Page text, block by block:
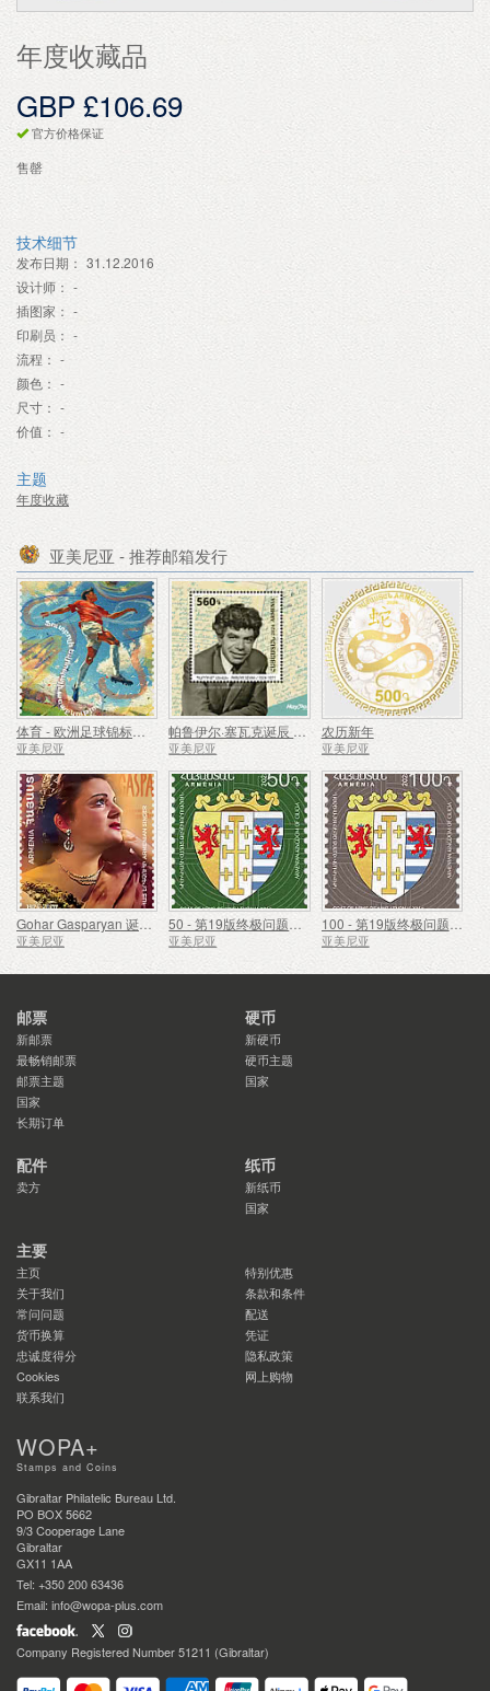
年度收藏品
GBP £106.69
官方价格保证
售罄
技术细节
发布日期： 31.12.2016
设计师： -
插图家： -
印刷员： -
流程： -
颜色： -
尺寸： -
价值： -
主题
年度收藏
亚美尼亚 - 推荐邮箱发行
体育 - 欧洲足球锦标赛、欧洲杯
亚美尼亚
帕鲁伊尔·塞瓦克诞辰 100 周年
亚美尼亚
农历新年
亚美尼亚
Gohar Gasparyan 诞辰 100 周年
亚美尼亚
50 - 第19版终极问题，亚美尼亚的国徽
亚美尼亚
100 - 第19版终极问题，亚美尼亚的国徽
亚美尼亚
邮票
新邮票
最畅销邮票
邮票主题
国家
长期订单
硬币
新硬币
硬币主题
国家
配件
卖方
纸币
新纸币
国家
主要
主页
特别优惠
关于我们
条款和条件
常问问题
配送
货币换算
凭证
忠诚度得分
隐私政策
Cookies
网上购物
联系我们
WOPA+
Stamps and Coins
Gibraltar Philatelic Bureau Ltd.
PO BOX 5662
9/3 Cooperage Lane
Gibraltar
GX11 1AA
Tel: +350 200 63436
Email: info@wopa-plus.com
Company Registered Number 51211 (Gibraltar)